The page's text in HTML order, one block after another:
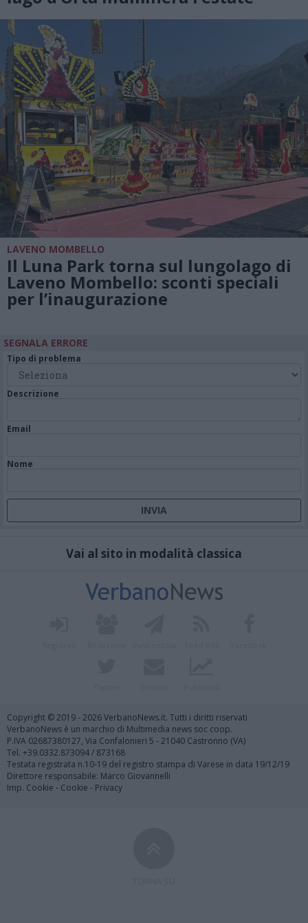
LAVENO MOMBELLO
Il Luna Park torna sul lungolago di
Laveno Mombello: sconti speciali
per l’inaugurazione
SEGNALA ERRORE
Tipo di problema
Descrizione
Email
Nome
Vai al sito in modalità classica
Copyright © 2019 - 2026 VerbanoNews.it. Tutti i diritti riservati
VerbanoNews è un marchio di Multimedia news soc coop.
P.IVA 02687380127, Via Confalonieri 5 - 21040 Castronno (VA)
Tel. +39.0332.873094 / 873168
Testata registrata n.10-19 del registro stampa di Varese in data 19/12/19
Direttore responsabile: Marco Giovannelli
Imp. Cookie - Cookie - Privacy